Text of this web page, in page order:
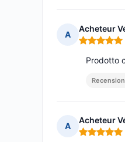
A
Acheteur
Nota: 5 su 5
Prodotto
A
Acheteur
Nota: 5 su 5